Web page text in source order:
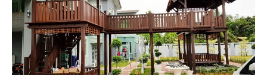
Sembang Dekor
Sembang Laman
Tip Impiana
Tip Laman